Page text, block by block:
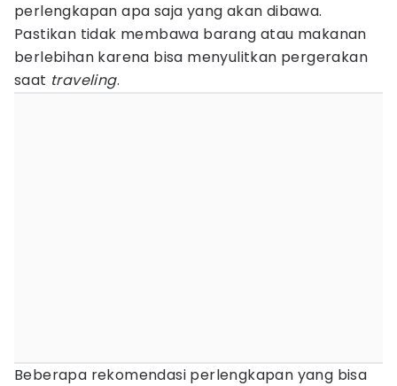
perlengkapan apa saja yang akan dibawa.
Pastikan tidak membawa barang atau makanan
berlebihan karena bisa menyulitkan pergerakan
saat traveling.
Beberapa rekomendasi perlengkapan yang bisa